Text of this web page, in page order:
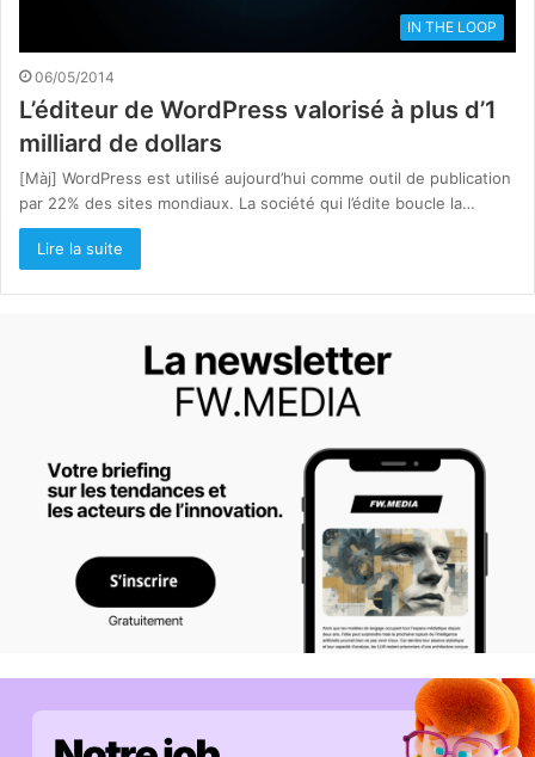
IN THE LOOP
06/05/2014
L’éditeur de WordPress valorisé à plus d’1
milliard de dollars
[Màj] WordPress est utilisé aujourd’hui comme outil de publication
par 22% des sites mondiaux. La société qui l’édite boucle la…
Lire la suite